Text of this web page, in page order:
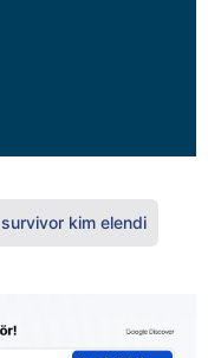
survivor kim elendi